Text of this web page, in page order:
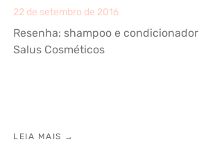
22 de setembro de 2016
Resenha: shampoo e condicionador
Salus Cosméticos
LEIA MAIS →